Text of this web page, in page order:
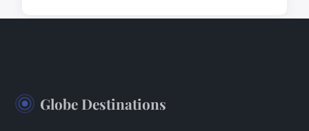
Globe Destinations